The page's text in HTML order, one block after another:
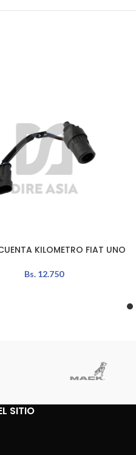
KILOMETRO FIAT UNO
Bs. 12.750
SITIO